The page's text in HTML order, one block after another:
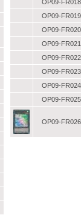
OP09-FR018
OP09-FR019
OP09-FR020
OP09-FR021
OP09-FR022
OP09-FR023
OP09-FR024
OP09-FR025
OP09-FR026